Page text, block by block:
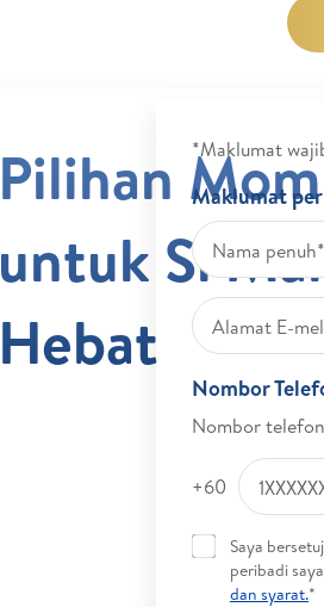
*Maklumat
Maklumat
Nombor
Nombor
+60
Saya
peribadi
dan syarat.*
Pilihan
untuk Si
Hebat